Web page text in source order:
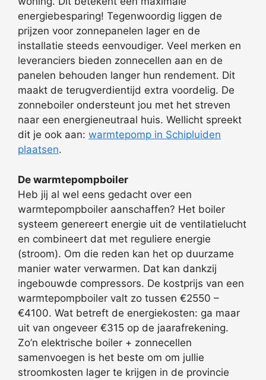
energiebesparing! Tegenwoordig liggen de
prijzen voor zonnepanelen lager en de
installatie steeds eenvoudiger. Veel merken en
leveranciers bieden zonnecellen aan en de
panelen behouden langer hun rendement. Dit
maakt de terugverdientijd extra voordelig. De
zonneboiler ondersteunt jou met het streven
naar een energieneutraal huis. Wellicht spreekt
dit je ook aan: warmtepomp in Schipluiden
plaatsen.
De warmtepompboiler
Heb jij al wel eens gedacht over een
warmtepompboiler aanschaffen? Het boiler
systeem genereert energie uit de ventilatielucht
en combineert dat met reguliere energie
(stroom). Om die reden kan het op duurzame
manier water verwarmen. Dat kan dankzij
ingebouwde compressors. De kostprijs van een
warmtepompboiler valt zo tussen €2550 –
€4100. Wat betreft de energiekosten: ga maar
uit van ongeveer €315 op de jaarafrekening.
Zo’n elektrische boiler + zonnecellen
samenvoegen is het beste om om jullie
stroomkosten lager te krijgen in de provincie